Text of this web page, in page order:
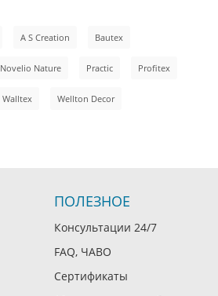
A S Creation Bautex
Novelio Nature Practic Profitex
Walltex Wellton Decor
ПОЛЕЗНОЕ
Консультации 24/7
FAQ, ЧАВО
Сертификаты